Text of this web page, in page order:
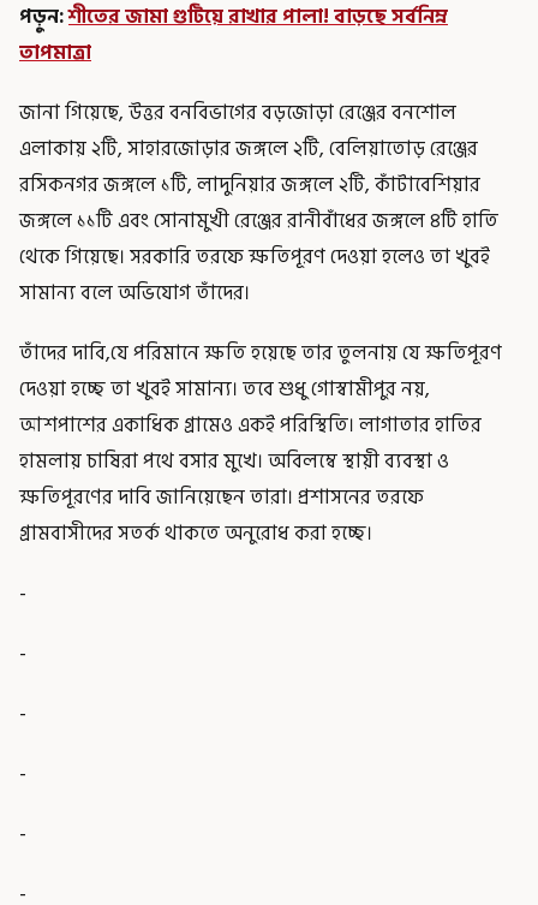
পড়ুন:শীতের জামা গুটিয়ে রাখার পালা! বাড়ছে সর্বনিম্ন
তাপমাত্রা
জানা গিয়েছে, উত্তর বনবিভাগের বড়জোড়া রেঞ্জের বনশোল
এলাকায় ২টি, সাহারজোড়ার জঙ্গলে ২টি, বেলিয়াতোড় রেঞ্জের
রসিকনগর জঙ্গলে ১টি, লাদুনিয়ার জঙ্গলে ২টি, কাঁটাবেশিয়ার
জঙ্গলে ১১টি এবং সোনামুখী রেঞ্জের রানীবাঁধের জঙ্গলে ৪টি হাতি
থেকে গিয়েছে। সরকারি তরফে ক্ষতিপূরণ দেওয়া হলেও তা খুবই
সামান্য বলে অভিযোগ তাঁদের।
তাঁদের দাবি,যে পরিমানে ক্ষতি হয়েছে তার তুলনায় যে ক্ষতিপূরণ
দেওয়া হচ্ছে তা খুবই সামান্য। তবে শুধু গোস্বামীপুর নয়,
আশপাশের একাধিক গ্রামেও একই পরিস্থিতি। লাগাতার হাতির
হামলায় চাষিরা পথে বসার মুখে। অবিলম্বে স্থায়ী ব্যবস্থা ও
ক্ষতিপূরণের দাবি জানিয়েছেন তারা। প্রশাসনের তরফে
গ্রামবাসীদের সতর্ক থাকতে অনুরোধ করা হচ্ছে।
-
-
-
-
-
-